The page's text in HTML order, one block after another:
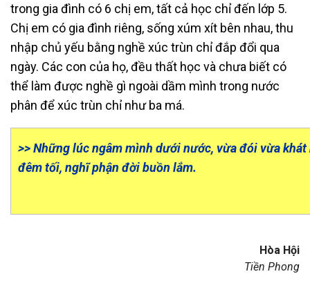
trong gia đình có 6 chị em, tất cả học chỉ đến lớp 5.
Chị em có gia đình riêng, sống xúm xít bên nhau, thu
nhập chủ yếu bằng nghề xúc trùn chỉ đắp đổi qua
ngày. Các con của họ, đều thất học và chưa biết có
thể làm được nghề gì ngoài dầm mình trong nước
phân để xúc trùn chỉ như ba má.
>>Những lúc ngâm mình dưới nước, vừa đói vừa
đêm tối, nghĩ phận đời buồn lắm.
Hòa Hội
Tiền Phong